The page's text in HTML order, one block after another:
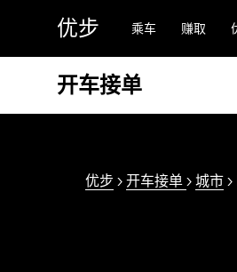
容
优步 乘车 赚取
开车接单
优步 > 开车接单 > 城市